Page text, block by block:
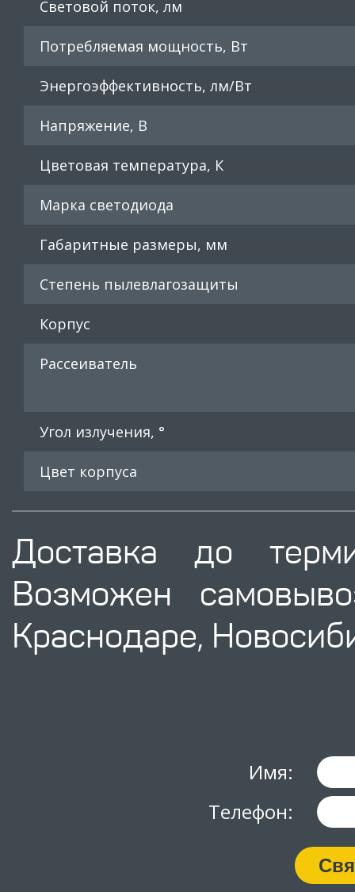
Световой поток, лм
Потребляемая мощность, Вт
Энергоэффективность, лм/Вт
Напряжение, В
Цветовая температура, К
Марка светодиода
Габаритные размеры, мм
Степень пылевлагозащиты
Корпус
Рассеиватель
Угол излучения, °
Цвет корпуса
Доставка до
Возможен
Краснодаре,
Имя:
Телефон: